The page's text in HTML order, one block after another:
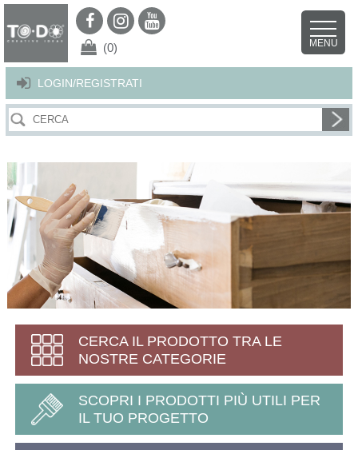
Per offrirti il miglior servizio possibile questo sito utilizza i cookies.
Continuando la navigazione nel sito autorizzi l’uso dei cookies. Per ulteriori
LOGIN/REGISTRATI
(0) MENU
CERCA IL PRODOTTO TRA LE
NOSTRE CATEGORIE
SCOPRI I PRODOTTI PIÙ UTILI PER
IL TUO PROGETTO